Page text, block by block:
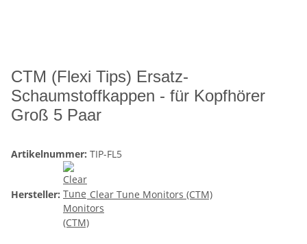
CTM (Flexi Tips) Ersatz-
Schaumstoffkappen - für Kopfhörer
Groß 5 Paar
Artikelnummer: TIP-FL5
Hersteller: Clear Tune Monitors (CTM)